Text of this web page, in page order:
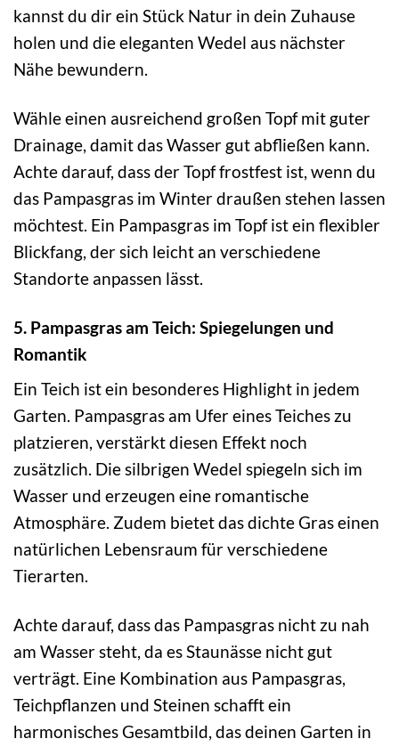
kannst du dir ein Stück Natur in dein Zuhause
holen und die eleganten Wedel aus nächster
Nähe bewundern.
Wähle einen ausreichend großen Topf mit guter
Drainage, damit das Wasser gut abfließen kann.
Achte darauf, dass der Topf frostfest ist, wenn du
das Pampasgras im Winter draußen stehen lassen
möchtest. Ein Pampasgras im Topf ist ein flexibler
Blickfang, der sich leicht an verschiedene
Standorte anpassen lässt.
5. Pampasgras am Teich: Spiegelungen und
Romantik
Ein Teich ist ein besonderes Highlight in jedem
Garten. Pampasgras am Ufer eines Teiches zu
platzieren, verstärkt diesen Effekt noch
zusätzlich. Die silbrigen Wedel spiegeln sich im
Wasser und erzeugen eine romantische
Atmosphäre. Zudem bietet das dichte Gras einen
natürlichen Lebensraum für verschiedene
Tierarten.
Achte darauf, dass das Pampasgras nicht zu nah
am Wasser steht, da es Staunässe nicht gut
verträgt. Eine Kombination aus Pampasgras,
Teichpflanzen und Steinen schafft ein
harmonisches Gesamtbild, das deinen Garten in